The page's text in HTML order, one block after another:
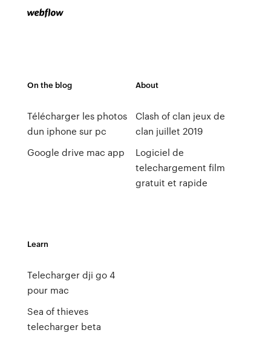
On the blog
Télécharger les photos
dun iphone sur pc
Google drive mac app
About
Clash of clan jeux de
clan juillet 2019
Logiciel de
telechargement film
gratuit et rapide
Learn
Telecharger dji go 4
pour mac
Sea of thieves
telecharger beta